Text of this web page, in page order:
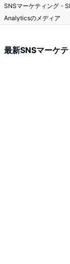
SNSマーケティング・
Analyticsのメディア
最新SNSマーケ